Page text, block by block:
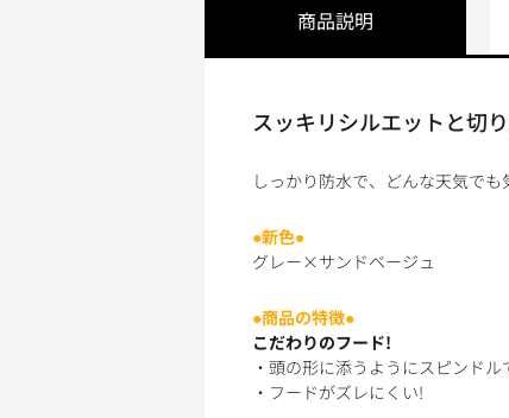
商品説明
スッキリシルエットと切
しっかり防水で、どんな天気で
●新色●
グレー×サンドベージュ
●商品の特徴●
こだわりのフード!
・頭の形に添うようにスピンドル
・フードがズレにくい!